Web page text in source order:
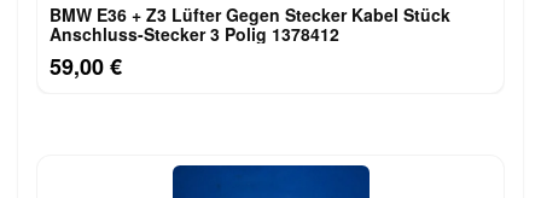
BMW E36 + Z3 Lüfter Gegen Stecker Kabel Stück
Anschluss-Stecker 3 Polig 1378412
59,00 €